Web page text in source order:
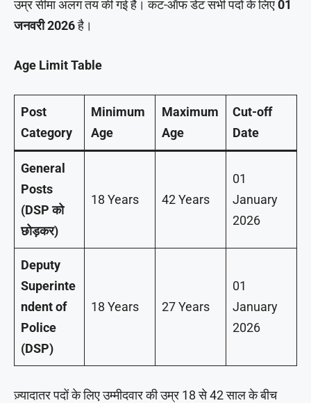
उम्र सीमा अलग तय की गई है। कट-ऑफ डेट सभी पदों के लिए01
जनवरी 2026है।
Age Limit Table
Post
Category
Minimum
Age
Maximum
Age
Cut-off
Date
General
Posts
(DSP को
छोड़कर)
18 Years 42 Years
01
January
2026
Deputy
Superinte
ndent of
Police
(DSP)
18 Years 27 Years
01
January
2026
ज़्यादातर पदों के लिए उम्मीदवार की उम्र 18 से 42 साल के बीच